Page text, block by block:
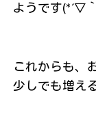
ようです(*´▽
これからも、
少しでも増え